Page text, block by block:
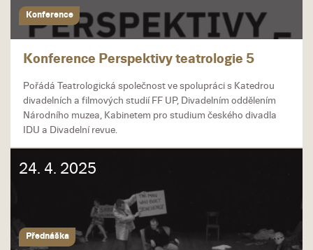
Konference
Konference Perspektivy teatrologie 5
Pořádá Teatrologická společnost ve spolupráci s Katedrou
divadelních a filmových studií FF UP, Divadelním oddělením
Národního muzea, Kabinetem pro studium českého divadla
IDU a Divadelní revue.
24. 4. 2025
Přednáška